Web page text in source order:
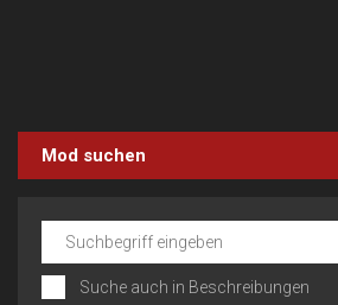
Mod suchen
Suche auch in Beschreibungen